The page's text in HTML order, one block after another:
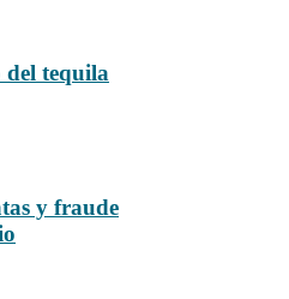
del tequila
y fraude